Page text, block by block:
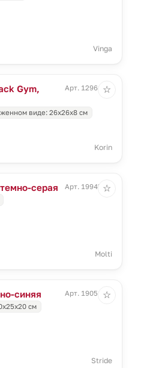
Vinga
Gym,
Арт. 12961.11
виде: 26х26х8 см
Korin
☆
серая
Арт. 19945.13
Molti
☆
синяя
Арт. 19051.40
см
Stride
☆